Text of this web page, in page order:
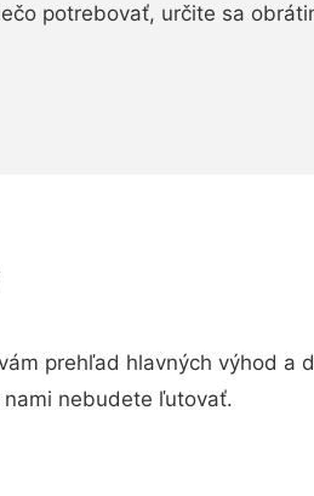
potrebovať, určite sa
prehľad hlavných výhod a
nebudete ľutovať.